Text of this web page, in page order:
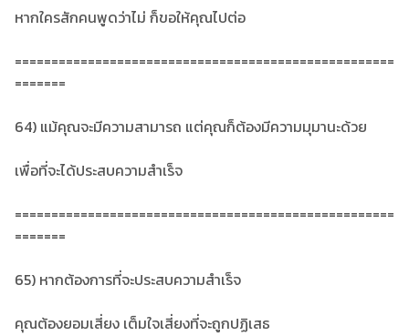
หากใครสักคนพูดว่าไม่ ก็ขอให้คุณไปต่อ
====================================================
=======
64) แม้คุณจะมีความสามารถ แต่คุณก็ต้องมีความมุมานะด้วย
เพื่อที่จะได้ประสบความสำเร็จ
====================================================
=======
65) หากต้องการที่จะประสบความสำเร็จ
คุณต้องยอมเสี่ยง เต็มใจเสี่ยงที่จะถูกปฏิเสธ